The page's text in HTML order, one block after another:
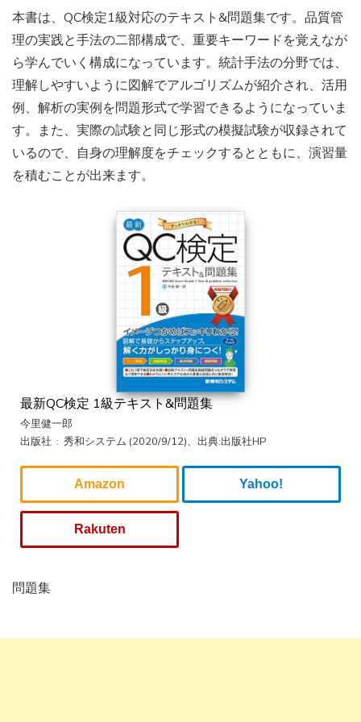
本書は、QC検定1級対応のテキスト&問題集です。品質管
理の実践と手法の二部構成で、重要キーワードを覚えなが
ら学んでいく構成になっています。統計手法の分野では、
理解しやすいように図解でアルゴリズムが紹介され、活用
例、解析の実例を問題形式で学習できるようになっていま
す。また、実際の試験と同じ形式の模擬試験が収録されて
いるので、自身の理解度をチェックするとともに、演習量
を積むことが出来ます。
最新QC検定 1級テキスト&問題集
今里健一郎
出版社 ‏ : ‎ 秀和システム (2020/9/12)、出典:出版社HP
Amazon Yahoo!
Rakuten
問題集